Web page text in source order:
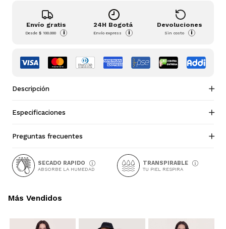
Envío gratis
Desde$ 100.000 i
24H Bogotá
Envío express i
Devoluciones
Sin costo i
Descripción
Especificaciones
Preguntas frecuentes
SECADO RAPIDO
ABSORBE LA HUMEDAD
TRANSPIRABLE
TU PIEL RESPIRA
Más Vendidos